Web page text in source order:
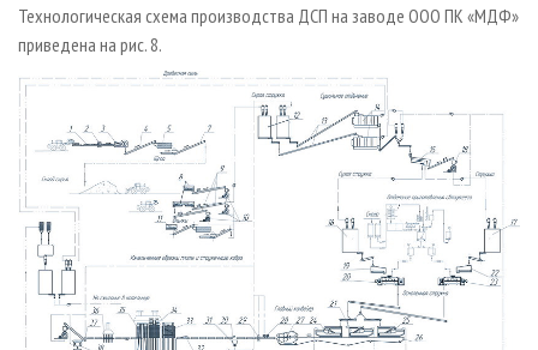
Технологическая схема производства ДСП на заводе ООО ПК «МДФ»
приведена на рис. 8.